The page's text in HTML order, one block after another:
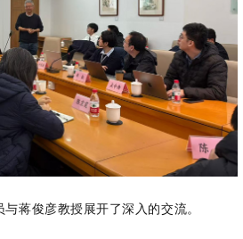
蒋俊彦教授展开了深入的交流。